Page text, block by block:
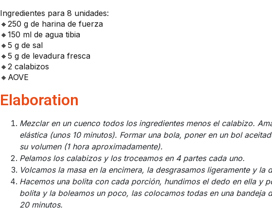
Ingredientes para 8 unidades:
🔸250 g de harina de fuerza
🔸150 ml de agua tibia
🔸5 g de sal
🔸5 g de levadura fresca
🔸2 calabizos
🔸AOVE
Elaboration
Mezclar en un cuenco todos los ingredientes menos el calabizo.
elástica (unos 10 minutos). Formar una bola, poner en un bol
su volumen (1 hora aproximadamente).
Pelamos los calabizos y los troceamos en 4 partes cada uno.
Volcamos la masa en la encimera, la desgrasamos ligeramente y la
Hacemos una bolita con cada porción, hundimos el dedo en ella y
bolita y la boleamos un poco, las colocamos todas en una bandeja
20 minutos.